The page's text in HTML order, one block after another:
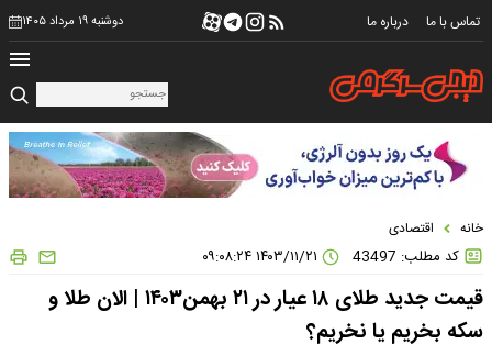
تماس با ما درباره ما دوشنبه ۱۹ مرداد ۱۴۰۵
خانه اقتصادی
کد مطلب: 43497
قیمت جدید طلای ۱۸ عیار در ۲۱ بهمن۱۴۰۳ | الان طلا و
سکه بخریم یا نخریم؟